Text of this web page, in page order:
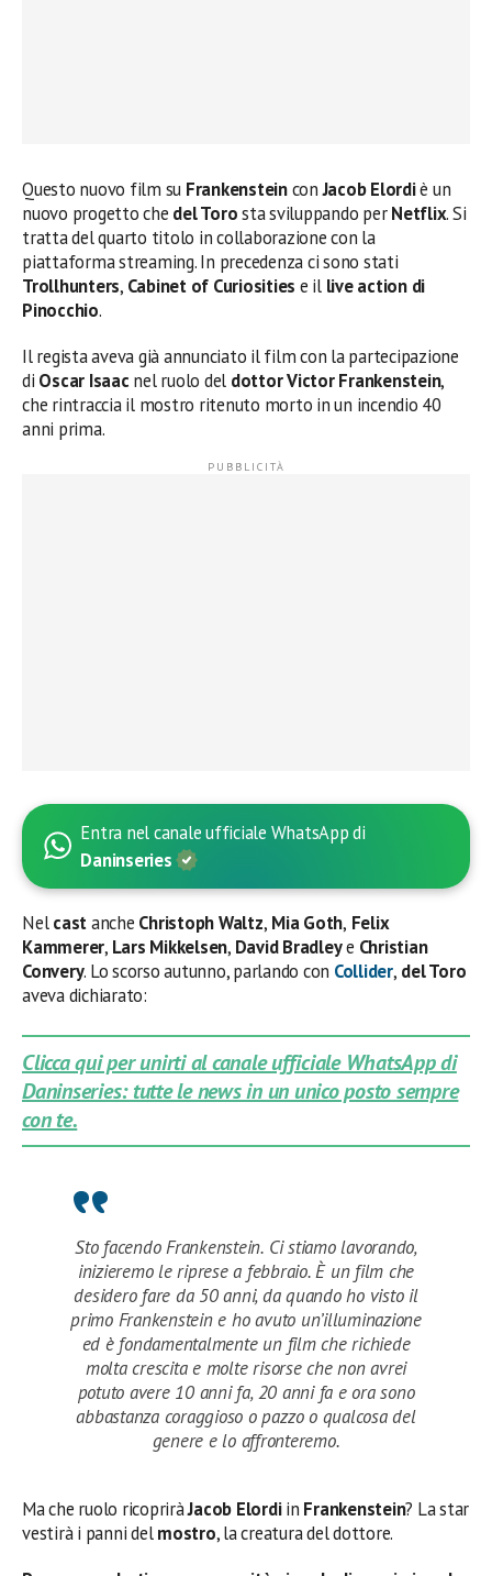
Questo nuovo film su FrankensteinconJacob Elordiè un
nuovo progetto che del Torosta sviluppando perNetflix. Si
tratta del quarto titolo in collaborazione con la
piattaforma streaming. In precedenza ci sono stati
Trollhunters, Cabinet of Curiosities e il live action di
Pinocchio.
Il regista aveva già annunciato il film con la partecipazione
di Oscar Isaac nel ruolo del dottorVictor Frankenstein,
che rintraccia il mostro ritenuto morto in un incendio 40
anni prima.
Entra nel canale ufficiale WhatsApp di
Daninseries
Nelcastanche Christoph Waltz, Mia Goth, Felix
Kammerer, Lars Mikkelsen, David Bradleye Christian
Convery. Lo scorso autunno, parlando con Collider, del Toro
aveva dichiarato:
Clicca qui per unirti al canale ufficiale WhatsApp di
Daninseries: tutte le news in un unico posto sempre
con te.
Sto facendo Frankenstein. Ci stiamo lavorando,
inizieremo le riprese a febbraio. È un film che
desidero fare da 50 anni, da quando ho visto il
primo Frankenstein e ho avuto un’illuminazione
ed è fondamentalmente un film che richiede
molta crescita e molte risorse che non avrei
potuto avere 10 anni fa, 20 anni fa e ora sono
abbastanza coraggioso o pazzo o qualcosa del
genere e lo affronteremo.
Ma che ruolo ricopriràJacob Elordiin Frankenstein? La star
vestirà i panni delmostro, la creatura del dottore.